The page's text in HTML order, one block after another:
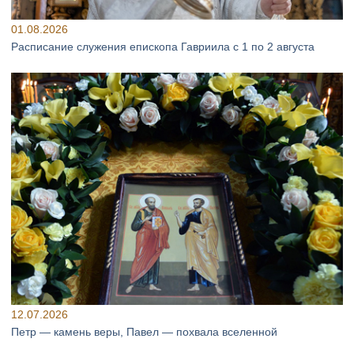
01.08.2026
Расписание служения епископа Гавриила с 1 по 2 августа
12.07.2026
Петр — камень веры, Павел — похвала вселенной